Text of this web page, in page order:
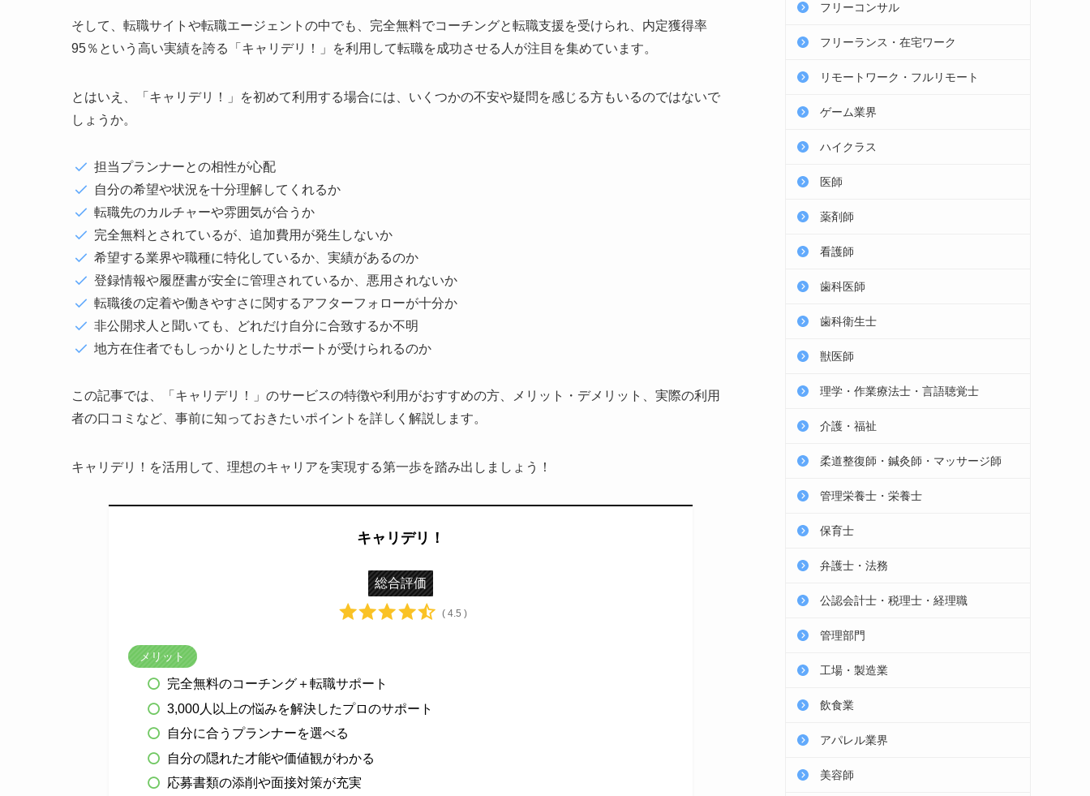
そして、転職サイトや転職エージェントの中でも、完全無料でコーチングと転職支援を受けられ、内定獲得率
95％という高い実績を誇る「キャリデリ！」を利用して転職を成功させる人が注目を集めています。
とはいえ、「キャリデリ！」を初めて利用する場合には、いくつかの不安や疑問を感じる方もいるのではないで
しょうか。
担当プランナーとの相性が心配
自分の希望や状況を十分理解してくれるか
転職先のカルチャーや雰囲気が合うか
完全無料とされているが、追加費用が発生しないか
希望する業界や職種に特化しているか、実績があるのか
登録情報や履歴書が安全に管理されているか、悪用されないか
転職後の定着や働きやすさに関するアフターフォローが十分か
非公開求人と聞いても、どれだけ自分に合致するか不明
地方在住者でもしっかりとしたサポートが受けられるのか
この記事では、「キャリデリ！」のサービスの特徴や利用がおすすめの方、メリット・デメリット、実際の利用
者の口コミなど、事前に知っておきたいポイントを詳しく解説します。
キャリデリ！を活用して、理想のキャリアを実現する第一歩を踏み出しましょう！
キャリデリ！
総合評価
( 4.5 )
メリット
完全無料のコーチング＋転職サポート
3,000人以上の悩みを解決したプロのサポート
自分に合うプランナーを選べる
自分の隠れた才能や価値観がわかる
応募書類の添削や面接対策が充実
フリーコンサル
フリーランス・在宅ワーク
リモートワーク・フルリモート
ゲーム業界
ハイクラス
医師
薬剤師
看護師
歯科医師
歯科衛生士
獣医師
理学・作業療法士・言語聴覚士
介護・福祉
柔道整復師・鍼灸師・マッサージ師
管理栄養士・栄養士
保育士
弁護士・法務
公認会計士・税理士・経理職
管理部門
工場・製造業
飲食業
アパレル業界
美容師